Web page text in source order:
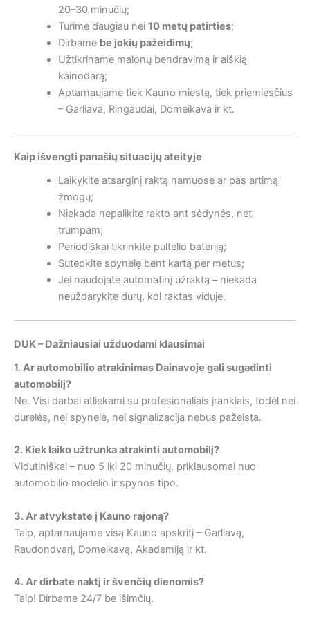
20–30 minučių;
Turime daugiau nei 10 metų patirties;
Dirbame be jokių pažeidimų;
Užtikriname malonų bendravimą ir aiškią
kainodarą;
Aptarnaujame tiek Kauno miestą, tiek priemiesčius
– Garliava, Ringaudai, Domeikava ir kt.
Kaip išvengti panašių situacijų ateityje
Laikykite atsarginį raktą namuose ar pas artimą
žmogų;
Niekada nepalikite rakto ant sėdynės, net
trumpam;
Periodiškai tikrinkite pultelio bateriją;
Sutepkite spynelę bent kartą per metus;
Jei naudojate automatinį užraktą – niekada
neuždarykite durų, kol raktas viduje.
DUK – Dažniausiai užduodami klausimai
1. Ar automobilio atrakinimas Dainavoje gali sugadinti
automobilį?
Ne. Visi darbai atliekami su profesionaliais įrankiais, todėl nei
durelės, nei spynelė, nei signalizacija nebus pažeista.
2. Kiek laiko užtrunka atrakinti automobilį?
Vidutiniškai – nuo 5 iki 20 minučių, priklausomai nuo
automobilio modelio ir spynos tipo.
3. Ar atvykstate į Kauno rajoną?
Taip, aptarnaujame visą Kauno apskritį – Garliavą,
Raudondvarį, Domeikavą, Akademiją ir kt.
4. Ar dirbate naktį ir švenčių dienomis?
Taip! Dirbame 24/7 be išimčių.